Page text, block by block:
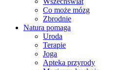
Co może mózg
Zbrodnie
Natura pomaga
Uroda
Terapie
Joga
Apteka przyrody